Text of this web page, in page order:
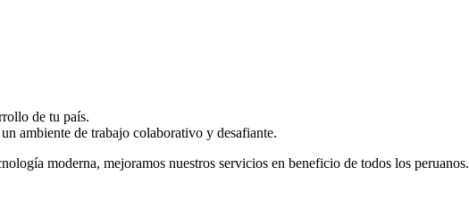
de tu país.
ambiente de trabajo colaborativo y desafiante.
moderna, mejoramos nuestros servicios en beneficio de todos los peruanos.